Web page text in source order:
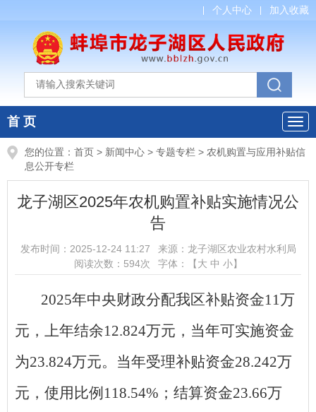
个人中心 加入收藏
首 页
您的位置： 首页 > 新闻中心 > 专题专栏 > 农机购置与应用补贴信
息公开专栏
龙子湖区2025年农机购置补贴实施情况公
告
发布时间： 2025-12-24 11:27 来源： 龙子湖区农业农村水利局
阅读次数： 594次 字体：【大 中 小】
2025年中央财政分配我区补贴资金11万
元， 上年结余12.824万元， 当年可实施资金
为23.824万元。当年受理补贴资金28.242万
元，使用比例 118.54% ；结算资金23.66万